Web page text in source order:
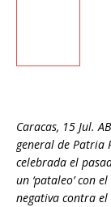
Caracas, 15 Jul.
general de Patria
celebrada el
un ‘pataleo’ con
negativa contra el